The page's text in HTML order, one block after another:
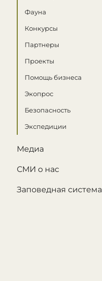
Фауна
Конкурсы
Партнеры
Проекты
Помощь бизнеса
Экопрос
Безопасность
Экспедиции
Медиа
СМИ о нас
Заповедная система